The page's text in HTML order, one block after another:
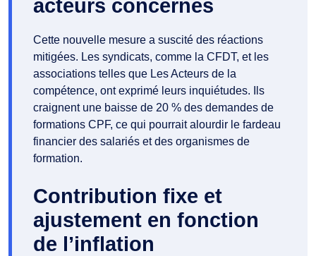
acteurs concernés
Cette nouvelle mesure a suscité des réactions
mitigées. Les syndicats, comme la CFDT, et les
associations telles que Les Acteurs de la
compétence, ont exprimé leurs inquiétudes. Ils
craignent une baisse de 20 % des demandes de
formations CPF, ce qui pourrait alourdir le fardeau
financier des salariés et des organismes de
formation.
Contribution fixe et
ajustement en fonction
de l’inflation